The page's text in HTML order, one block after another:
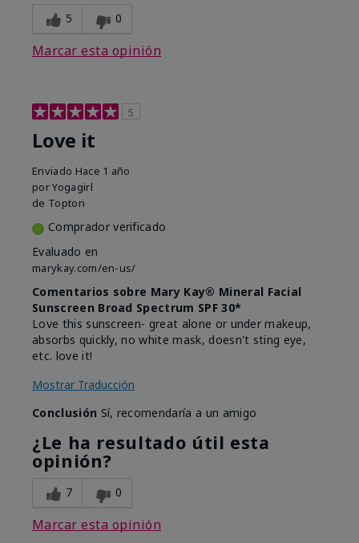
5 0
Marcar esta opinión
5
Love it
Enviado Hace 1 año
porYogagirl
de Topton
Comprador verificado
Evaluado en
marykay.com/en-us/
Comentarios sobre Mary Kay® Mineral Facial
Sunscreen Broad Spectrum SPF 30*
Love this sunscreen- great alone or under makeup,
absorbs quickly, no white mask, doesn't sting eye,
etc. love it!
Mostrar Traducción
Conclusión Sí, recomendaría a un amigo
¿Le ha resultado útil esta
opinión?
7 0
Marcar esta opinión